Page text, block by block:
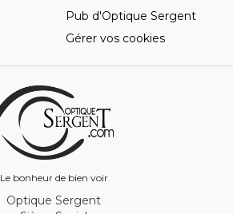
Le bonheur de bien voir
Pub d'Optique Sergent
Gérer vos cookies
Optique Sergent